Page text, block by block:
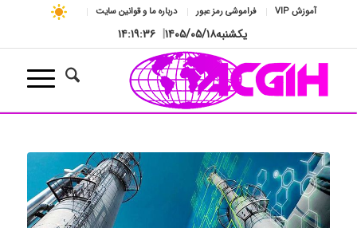
آموزش VIP فراموشی رمز عبور درباره ما و قوانین سایت
یکشنبه۱۴۰۵/۰۵/۱۸| ۱۴:۱۹:۳۷